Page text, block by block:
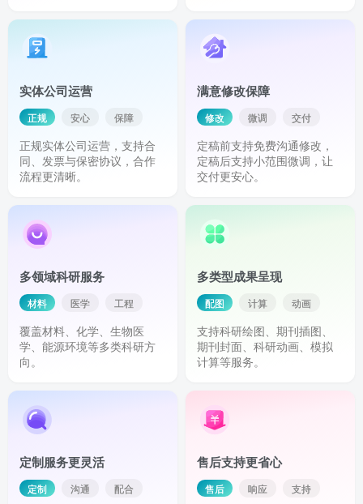
实体公司运营
正规 安心 保障
正规实体公司运营，支持合
同、发票与保密协议，合作
流程更清晰。
满意修改保障
修改 微调 交付
定稿前支持免费沟通修改，
定稿后支持小范围微调，让
交付更安心。
多领域科研服务
材料 医学 工程
覆盖材料、化学、生物医
学、能源环境等多类科研方
向。
多类型成果呈现
配图 计算 动画
支持科研绘图、期刊插图、
期刊封面、科研动画、模拟
计算等服务。
定制服务更灵活
定制 沟通 配合
售后支持更省心
售后 响应 支持